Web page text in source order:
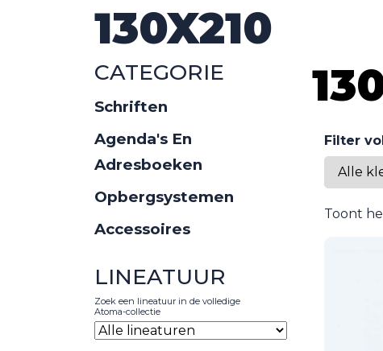
130X210
CATEGORIE
Schriften
Agenda's En
Adresboeken
Opbergsystemen
Accessoires
LINEATUUR
Zoek een lineatuur in de volledige
Atoma-collectie
Filter
Toont